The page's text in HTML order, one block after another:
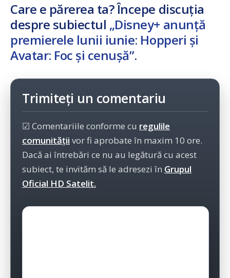
Care e părerea ta? Începe discuția
despre subiectul „Disney+ anunță
premierele lunii iunie: Hopperi și
Avatar: Foc și cenușă”.
Trimiteți un comentariu
☑ Comentariile conforme cu regulile
comunității vor fi aprobate în maxim 10 ore.
Dacă ai întrebări ce nu au legătură cu acest
subiect, te invităm să le adresezi în Grupul
Oficial HD Satelit.